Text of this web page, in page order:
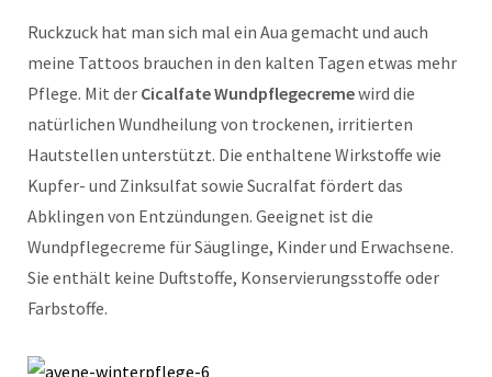
Ruckzuck hat man sich mal ein Aua gemacht und auch
meine Tattoos brauchen in den kalten Tagen etwas mehr
Pflege. Mit der Cicalfate Wundpflegecremewird die
natürlichen Wundheilung von trockenen, irritierten
Hautstellen unterstützt. Die enthaltene Wirkstoffe wie
Kupfer- und Zinksulfat sowie Sucralfat fördert das
Abklingen von Entzündungen. Geeignet ist die
Wundpflegecreme für Säuglinge, Kinder und Erwachsene.
Sie enthält keine Duftstoffe, Konservierungsstoffe oder
Farbstoffe.